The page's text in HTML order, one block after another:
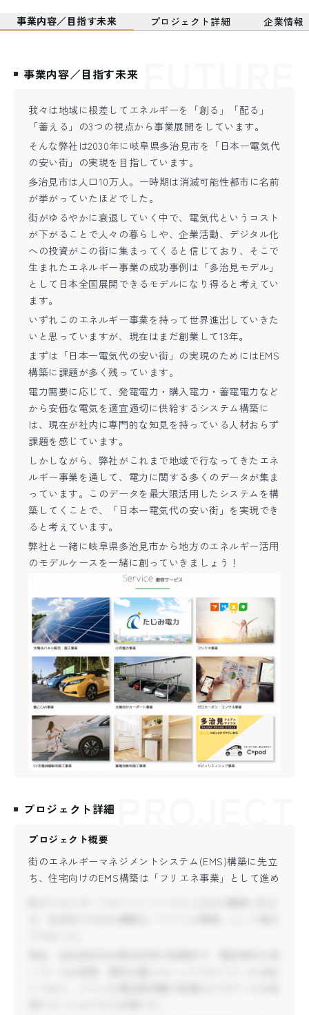
事業内容／目指す未来 プロジェクト詳細 企業情報
事業内容／目指す未来
我々は地域に根差してエネルギーを「創る」「配る」
「蓄える」の3つの視点から事業展開をしています。
そんな弊社は2030年に岐阜県多治見市を「日本一電気代
の安い街」の実現を目指しています。
多治見市は人口10万人。一時期は消滅可能性都市に名前
が挙がっていたほどでした。
街がゆるやかに衰退していく中で、電気代というコスト
が下がることで人々の暮らしや、企業活動、デジタル化
への投資がこの街に集まってくると信じており、そこで
生まれたエネルギー事業の成功事例は「多治見モデル」
として日本全国展開できるモデルになり得ると考えてい
ます。
いずれこのエネルギー事業を持って世界進出していきた
いと思っていますが、現在はまだ創業して13年。
まずは「日本一電気代の安い街」の実現のためにはEMS
構築に課題が多く残っています。
電力需要に応じて、発電電力・購入電力・蓄電電力など
から安価な電気を適宜適切に供給するシステム構築に
は、現在が社内に専門的な知見を持っている人材おらず
課題を感じています。
しかしながら、弊社がこれまで地域で行なってきたエネ
ルギー事業を通して、電力に関する多くのデータが集ま
っています。このデータを最大限活用したシステムを構
築してくことで、「日本一電気代の安い街」を実現でき
ると考えています。
弊社と一緒に岐阜県多治見市から地方のエネルギー活用
のモデルケースを一緒に創っていきましょう！
プロジェクト詳細
プロジェクト概要
街のエネルギーマネジメントシステム(EMS)構築に先立
ち、住宅向けのEMS構築は「フリエネ事業」として進め